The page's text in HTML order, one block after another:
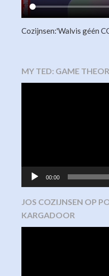
Cozijnsen:'Walvis géén
MY TED: GAME
00:00
JOS COZIJNSEN OP
KARGADOOR